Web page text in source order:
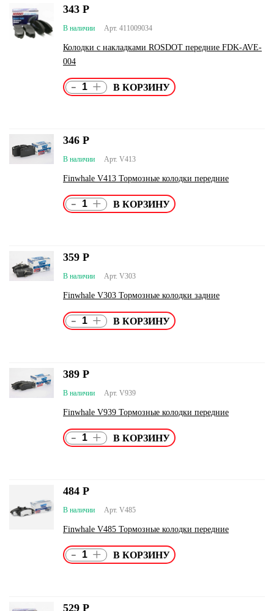
Арт. 411009034
В наличии
Колодки с накладками ROSDOT передние FDK-AVE-
004
343 Р
- +
Арт. V413
В наличии
Finwhale V413 Тормозные колодки передние
346 Р
- +
Арт. V303
В наличии
Finwhale V303 Тормозные колодки задние
359 Р
- +
Арт. V939
В наличии
Finwhale V939 Тормозные колодки передние
389 Р
- +
Арт. V485
В наличии
Finwhale V485 Тормозные колодки передние
484 Р
- +
529 Р